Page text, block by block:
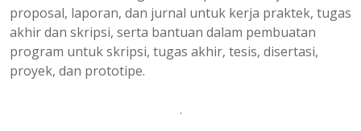
proposal, laporan, dan jurnal untuk kerja praktek, tugas
akhir dan skripsi, serta bantuan dalam pembuatan
program untuk skripsi, tugas akhir, tesis, disertasi,
proyek, dan prototipe.
.